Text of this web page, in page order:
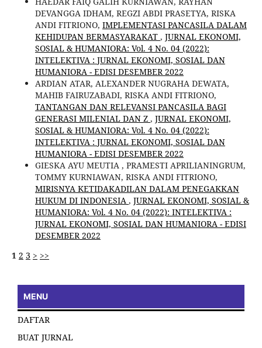
DEVANGGA IDHAM, REGZI ABDI PRASETYA, RISKA
ANDI FITRIONO, IMPLEMENTASI PANCASILA DALAM
KEHIDUPAN BERMASYARAKAT , JURNAL EKONOMI,
SOSIAL & HUMANIORA: Vol. 4 No. 04 (2022):
INTELEKTIVA : JURNAL EKONOMI, SOSIAL DAN
HUMANIORA - EDISI DESEMBER 2022
ARDIAN ATAR, ALEXANDER NUGRAHA DEWATA,
MAHIB FAIRUZABADI, RISKA ANDI FITRIONO,
TANTANGAN DAN RELEVANSI PANCASILA BAGI
GENERASI MILENIAL DAN Z , JURNAL EKONOMI,
SOSIAL & HUMANIORA: Vol. 4 No. 04 (2022):
INTELEKTIVA : JURNAL EKONOMI, SOSIAL DAN
HUMANIORA - EDISI DESEMBER 2022
GIESKA AYU MEUTIA , PRAMESTI APRILIANINGRUM,
TOMMY KURNIAWAN, RISKA ANDI FITRIONO,
MIRISNYA KETIDAKADILAN DALAM PENEGAKKAN
HUKUM DI INDONESIA , JURNAL EKONOMI, SOSIAL &
HUMANIORA: Vol. 4 No. 04 (2022): INTELEKTIVA :
JURNAL EKONOMI, SOSIAL DAN HUMANIORA - EDISI
DESEMBER 2022
1 2 3 > >>
MENU
DAFTAR
BUAT JURNAL